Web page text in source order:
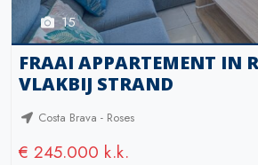
15
FRAAI APPARTEMENT IN
VLAKBIJ STRAND
Costa Brava - Roses
€ 245.000 k.k.